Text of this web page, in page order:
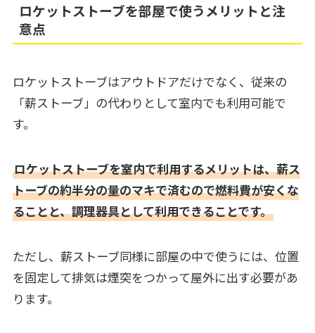
ロケットストーブを部屋で使うメリットと注
意点
ロケットストーブはアウトドアだけでなく、従来の
「薪ストーブ」の代わりとして室内でも利用可能で
す。
ロケットストーブを室内で利用するメリットは、薪ス
トーブの約半分の量のマキで済むので燃料費が安くな
ることと、調理器具として利用できることです。
ただし、薪ストーブ同様に部屋の中で使うには、位置
を固定して排気は煙突をつかって屋外に出す必要があ
ります。